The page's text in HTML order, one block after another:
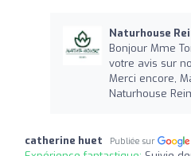
Naturhouse
Bonjour Mme
votre avis sur
Merci encore,
Naturhouse
catherine huet Publiée sur